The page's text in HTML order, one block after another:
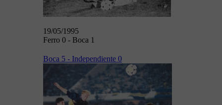
19/05/1995
Ferro 0 - Boca 1
Boca 5 - Independiente 0